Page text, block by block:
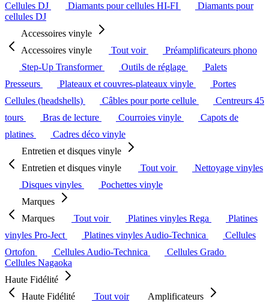
Cellules DJ
Diamants pour cellules HI-FI
Diamants pour
cellules DJ
Accessoires vinyle
Accessoires vinyle
Tout voir
Préamplificateurs phono
Step-Up Transformer
Outils de réglage
Palets
Presseurs
Plateaux et couvres-plateaux vinyle
Portes
Cellules (headshells)
Câbles pour porte cellule
Centreurs 45
tours
Bras de lecture Courroies vinyle
Capots de
platines
Cadres déco vinyle
Entretien et disques vinyle
Entretien et disques vinyle
Tout voir
Nettoyage vinyles
Disques vinyles
Pochettes vinyle
Marques
Marques
Tout voir Platines vinyles Rega
Platines
vinyles Pro-Ject
Platines vinyles Audio-Technica
Cellules
Ortofon
Cellules Audio-Technica
Cellules Grado
Cellules Nagaoka
Haute Fidélité
Haute Fidélité
Tout voir
Amplificateurs